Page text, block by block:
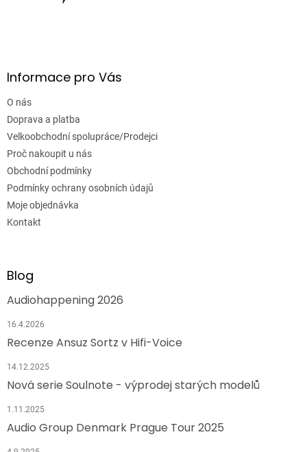
Informace pro Vás
O nás
Doprava a platba
Velkoobchodní spolupráce/Prodejci
Proč nakoupit u nás
Obchodní podmínky
Podmínky ochrany osobních údajů
Moje objednávka
Kontakt
Blog
Audiohappening 2026
16.4.2026
Recenze Ansuz Sortz v Hifi-Voice
14.12.2025
Nová serie Soulnote - výprodej starých modelů
1.11.2025
Audio Group Denmark Prague Tour 2025